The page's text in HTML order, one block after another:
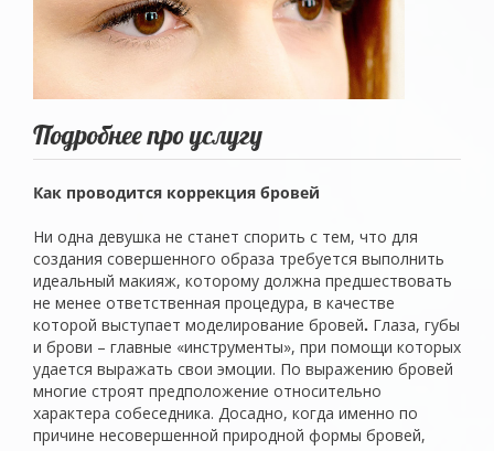
Подробнее про услугу
Как проводится коррекция бровей
Ни одна девушка не станет спорить с тем, что для
создания совершенного образа требуется выполнить
идеальный макияж, которому должна предшествовать
не менее ответственная процедура, в качестве
которой выступает моделирование бровей. Глаза, губы
и брови – главные «инструменты», при помощи которых
удается выражать свои эмоции. По выражению бровей
многие строят предположение относительно
характера собеседника. Досадно, когда именно по
причине несовершенной природной формы бровей,